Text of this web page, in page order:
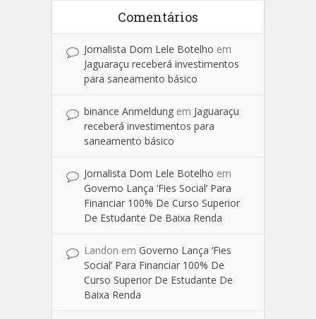
Comentários
Jornalista Dom Lele Botelho em
Jaguaraçu receberá investimentos
para saneamento básico
binance Anmeldung em Jaguaraçu
receberá investimentos para
saneamento básico
Jornalista Dom Lele Botelho em
Governo Lança ‘Fies Social’ Para
Financiar 100% De Curso Superior
De Estudante De Baixa Renda
Landon em Governo Lança ‘Fies
Social’ Para Financiar 100% De
Curso Superior De Estudante De
Baixa Renda